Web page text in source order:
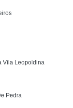
Vila Leopoldina
Pedra